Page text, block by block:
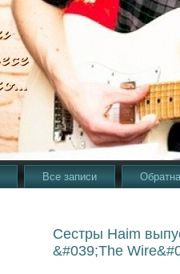
Все записи
Сестры Haim
&#039;The